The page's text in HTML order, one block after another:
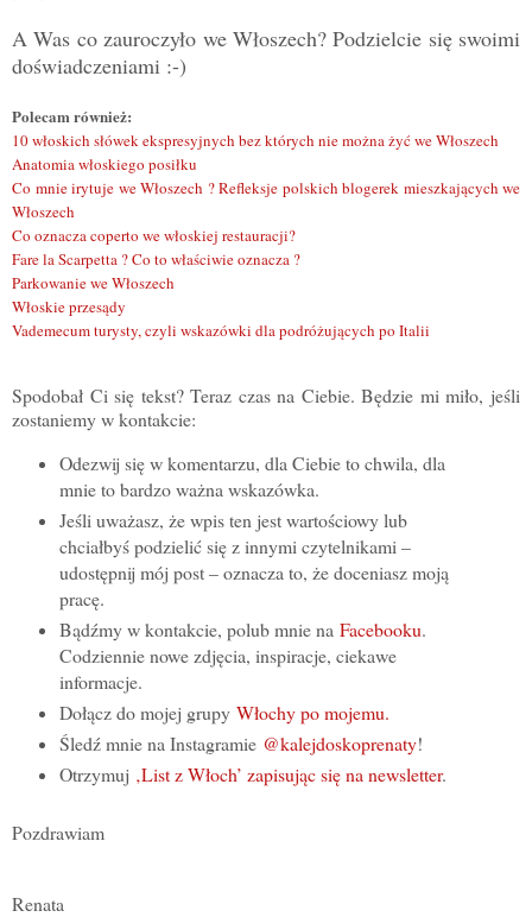
A Was co zauroczyło we Włoszech? Podzielcie się swoimi
doświadczeniami :-)
Polecam również:
10 włoskich słówek ekspresyjnych bez których nie można żyć we Włoszech
Anatomia włoskiego posiłku
Co mnie irytuje we Włoszech ? Refleksje polskich blogerek mieszkających we
Włoszech
Co oznacza coperto we włoskiej restauracji?
Fare la Scarpetta ? Co to właściwie oznacza ?
Parkowanie we Włoszech
Włoskie przesądy
Vademecum turysty, czyli wskazówki dla podróżujących po Italii
Spodobał Ci się tekst? Teraz czas na Ciebie. Będzie mi miło, jeśli
zostaniemy w kontakcie:
Odezwij się w komentarzu, dla Ciebie to chwila, dla
mnie to bardzo ważna wskazówka.
Jeśli uważasz, że wpis ten jest wartościowy lub
chciałbyś podzielić się z innymi czytelnikami –
udostępnij mój post – oznacza to, że doceniasz moją
pracę.
Bądźmy w kontakcie, polub mnie na Facebooku.
Codziennie nowe zdjęcia, inspiracje, ciekawe
informacje.
Dołącz do mojej grupy Włochy po mojemu.
Śledź mnie na Instagramie @kalejdoskoprenaty!
Otrzymuj ‚List z Włoch’ zapisując się na newsletter.
Pozdrawiam
Renata